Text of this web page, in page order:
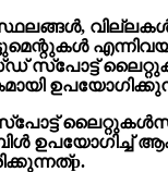
സ്പോട്ട്
ലൈറ്റുകൾ
ഉപയോഗിച്ച്
p.